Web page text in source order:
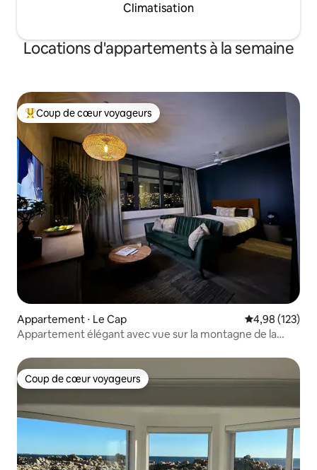
seront ajoutés à la terrasse avant votre
les pièces.
Climatisation
Locations d'appartements à la semaine
Coups de cœur voyageurs les plus appréciés
Coup de cœur voyageurs
Appartement ⋅ Le Cap Évaluation
4,98 (123)
Appartement élégant avec vue sur la montagne de la
Coup de cœur voyageurs
Coup de cœur voyageurs